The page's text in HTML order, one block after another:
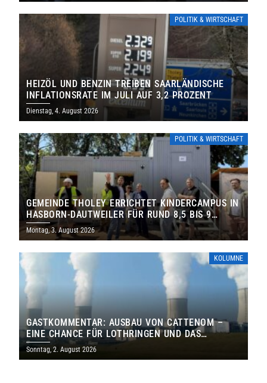
POLITIK & WIRTSCHAFT
HEIZÖL UND BENZIN TREIBEN SAARLÄNDISCHE
INFLATIONSRATE IM JULI AUF 3,2 PROZENT
Dienstag, 4. August 2026
POLITIK & WIRTSCHAFT
GEMEINDE THOLEY ERRICHTET KINDERCAMPUS IN
HASBORN-DAUTWEILER FÜR RUND 8,5 BIS 9
MILLIONEN EURO
Montag, 3. August 2026
KOLUMNE
GASTKOMMENTAR: AUSBAU VON CATTENOM –
EINE CHANCE FÜR LOTHRINGEN UND DAS
SAARLAND
Sonntag, 2. August 2026